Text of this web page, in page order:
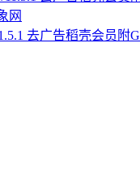
去广告稻壳会员附